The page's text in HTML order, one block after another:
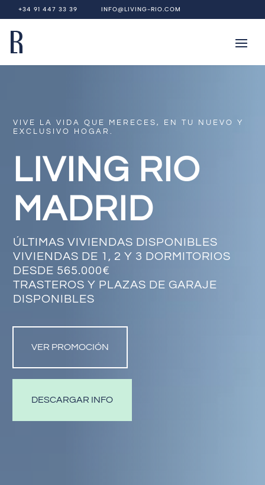
+34 91 447 33 39 INFO@LIVING-RIO.COM
VIVE LA VIDA QUE MERECES, EN TU NUEVO Y
EXCLUSIVO HOGAR.
LIVING RIO
MADRID
ÚLTIMAS VIVIENDAS DISPONIBLES
VIVIENDAS DE 1, 2 Y 3 DORMITORIOS
DESDE 565.000€
TRASTEROS Y PLAZAS DE GARAJE
DISPONIBLES
VER PROMOCIÓN
DESCARGAR INFO